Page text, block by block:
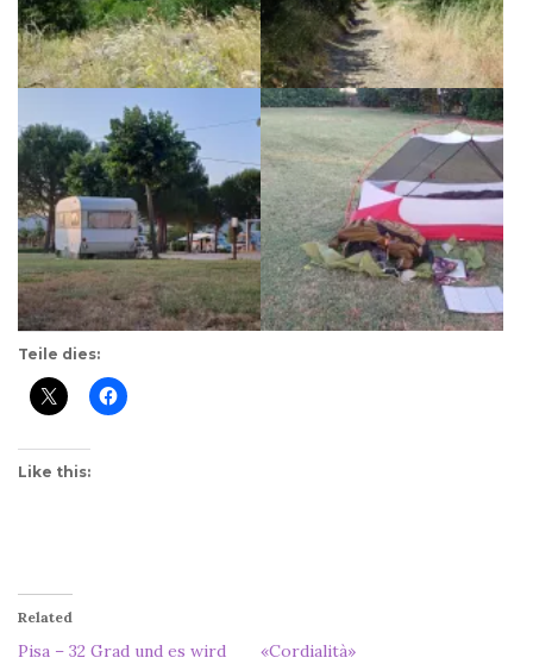
Teile dies:
Like this:
Related
Pisa – 32 Grad und es wird
«Cordialità»